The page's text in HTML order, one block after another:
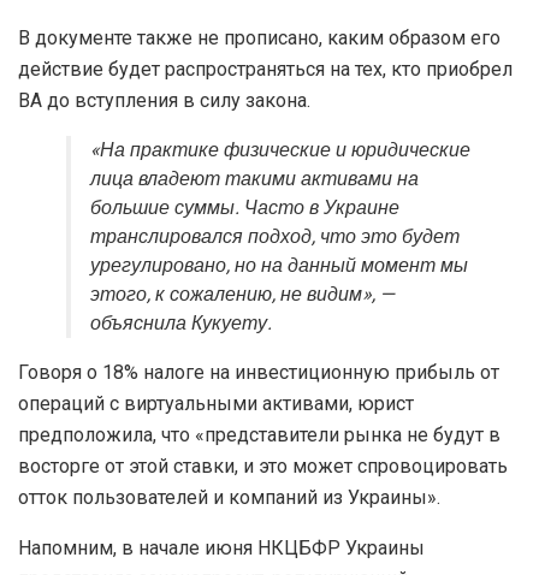
В документе также не прописано, каким образом его
действие будет распространяться на тех, кто приобрел
ВА до вступления в силу закона.
«На практике физические и юридические
лица владеют такими активами на
большие суммы. Часто в Украине
транслировался подход, что это будет
урегулировано, но на данный момент мы
этого, к сожалению, не видим», —
объяснила Кукуету.
Говоря о 18% налоге на инвестиционную прибыль от
операций с виртуальными активами, юрист
предположила, что «представители рынка не будут в
восторге от этой ставки, и это может спровоцировать
отток пользователей и компаний из Украины».
Напомним, в начале июня НКЦБФР Украины